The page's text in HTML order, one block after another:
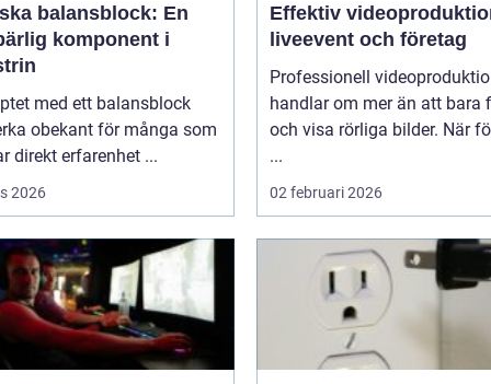
balansblock: En
komponent i
med ett balansblock
obekant för många som
direkt erfarenhet ...
2026
Effektiv
liveevent och företag
Professionell
handlar om mer än att bara
och visa rörliga bilder. När
...
02 februari 2026